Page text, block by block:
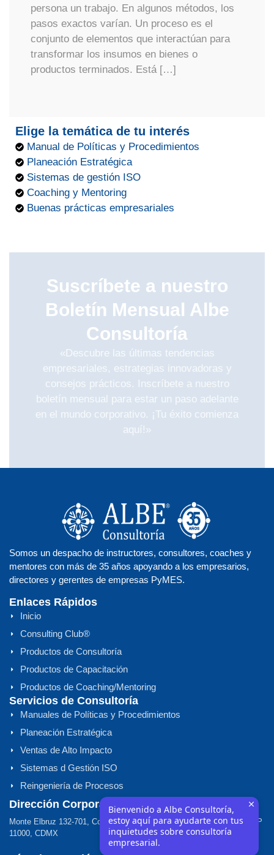
persona un trabajo. En algunos métodos, los
pasos exactos varían. Un proceso es el
conjunto de elementos que interactúan para
transformar los insumos en bienes o
productos terminados. Está […]
Elige la temática de tu interés
Manual de Políticas y Procedimientos
Planeación Estratégica
Sistemas de gestión ISO
Coaching y Mentoring
Buenas prácticas empresariales
Suscríbete a nuestro
Boletín Mensual Albe
Consultoría
«Descubre las últimas tendencias
empresariales, estrategias innovadoras y
consejos prácticos. Inscríbete a nuestro
boletín mensual para estar un paso adelante
en el mundo corporativo. ¡Tu éxito comienza
aquí!»
Somos un despacho de instructores, consultores, coaches y
mentores con más de 35 años apoyando a los empresarios,
directores y gerentes de empresas PyMES.
Enlaces Rápidos
Inicio
Consulting Club®
Productos de Consultoría
Productos de Capacitación
Productos de Coaching/Mentoring
Servicios de Consultoría
Manuales de Políticas y Procedimientos
Planeación Estratégica
Ventas de Alto Impacto
Sistemas d Gestión ISO
Reingeniería de Procesos
Dirección Corporativa
Monte Elbruz 132-701, Col. Lomas de Chapultepec, Miguel Hidalgo, CP
11000, CDMX
Bienvenido a Albe Consultoría,
estoy aquí para ayudarte con tus
inquietudes sobre consultoría
empresarial.